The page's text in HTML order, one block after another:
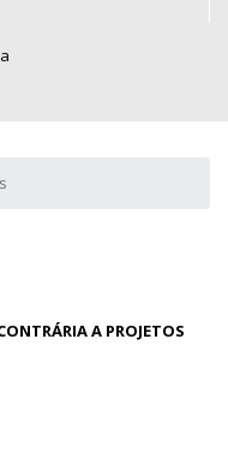
A PROJETOS